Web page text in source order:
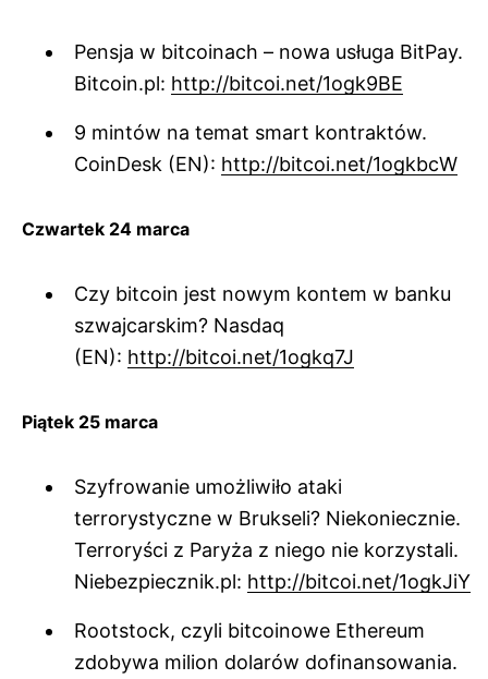
Pensja w bitcoinach – nowa usługa BitPay.
Bitcoin.pl: http://bitcoi.net/1ogk9BE
9 mintów na temat smart kontraktów.
CoinDesk (EN): http://bitcoi.net/1ogkbcW
Czwartek 24 marca
Czy bitcoin jest nowym kontem w banku
szwajcarskim? Nasdaq
(EN): http://bitcoi.net/1ogkq7J
Piątek 25 marca
Szyfrowanie umożliwiło ataki
terrorystyczne w Brukseli? Niekoniecznie.
Terroryści z Paryża z niego nie korzystali.
Niebezpiecznik.pl: http://bitcoi.net/1ogkJiY
Rootstock, czyli bitcoinowe Ethereum
zdobywa milion dolarów dofinansowania.